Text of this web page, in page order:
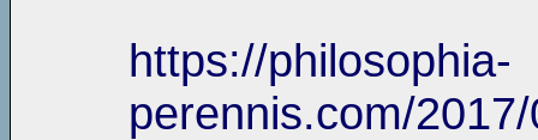
https://philosophia-
perennis.com/